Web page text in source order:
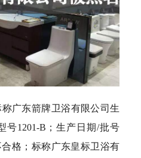
广东箭牌卫浴有限公司生
号1201-B；生产日期/批号
合格；标称广东皇标卫浴有